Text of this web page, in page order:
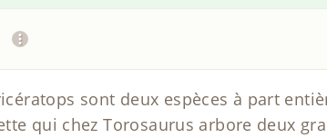
sont deux espèces à part
qui chez Torosaurus arbore deux